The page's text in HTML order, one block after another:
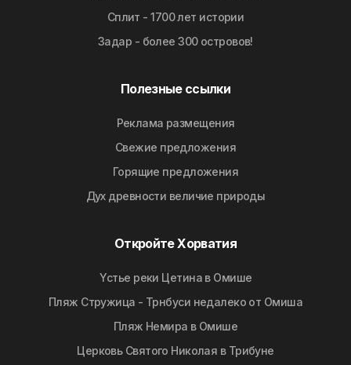
Сплит - 1700 лет истории
Задар - более 300 островов!
Полезные ссылки
Реклама размещения
Свежие предложения
Горящие предложения
Дyx дpeвнocти вeличиe природы
Откройте Хорватия
Yстье реки Цетина в Омише
Пляж Стружица - Трнбуси недалеко от Омиша
Пляж Немира в Омише
Церковь Святого Николая в Трибуне